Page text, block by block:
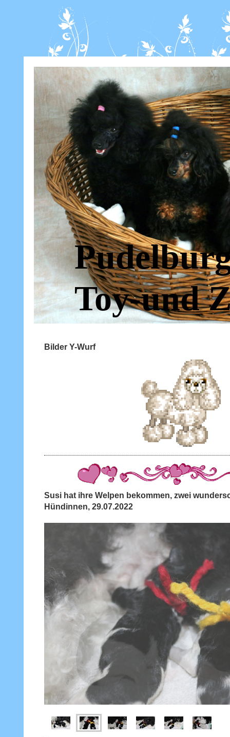
Toy-und
Bilder Y-Wurf
Susi hat ihre Welpen bekommen, zwei
Hündinnen, 29.07.2022